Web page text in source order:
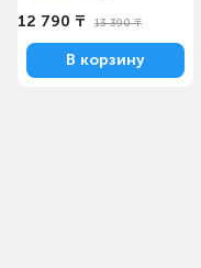
12 790 ₸ 13 390 ₸
В корзину